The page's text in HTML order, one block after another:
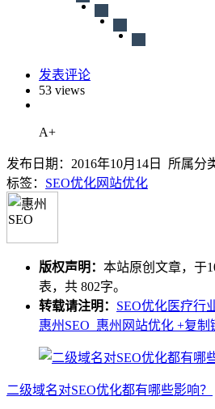
发表评论
53 views
A+
发布日期：2016年10月14日 所属分
标签： SEO优化网站优化
版权声明： 本站原创文章，于
表，共 802字。
转载请注明： SEO优化医疗行
惠州SEO_惠州网站优化 +复制
二级域名对SEO优化都有哪些影响？